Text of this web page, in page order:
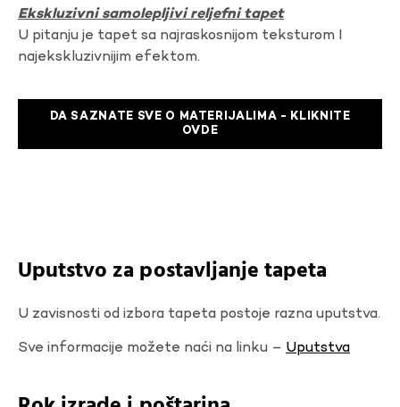
Ekskluzivni samolepljivi reljefni tapet
U pitanju je tapet sa najraskosnijom teksturom I
najekskluzivnijim efektom.
DA SAZNATE SVE O MATERIJALIMA - KLIKNITE
OVDE
Uputstvo za postavljanje tapeta
U zavisnosti od izbora tapeta postoje razna uputstva.
Sve informacije možete naći na linku – Uputstva